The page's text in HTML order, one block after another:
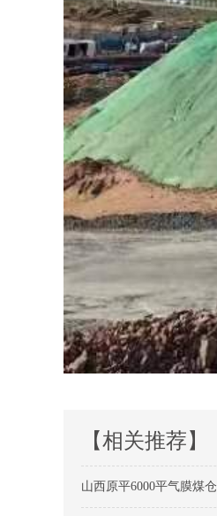
【相关推荐】
山西原平6000平气膜煤仓